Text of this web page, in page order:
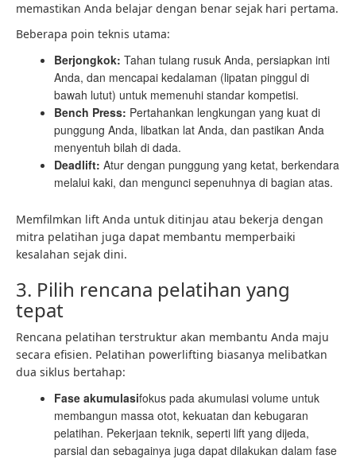
memastikan Anda belajar dengan benar sejak hari pertama.
Beberapa poin teknis utama:
Berjongkok: Tahan tulang rusuk Anda, persiapkan inti
Anda, dan mencapai kedalaman (lipatan pinggul di
bawah lutut) untuk memenuhi standar kompetisi.
Bench Press: Pertahankan lengkungan yang kuat di
punggung Anda, libatkan lat Anda, dan pastikan Anda
menyentuh bilah di dada.
Deadlift: Atur dengan punggung yang ketat, berkendara
melalui kaki, dan mengunci sepenuhnya di bagian atas.
Memfilmkan lift Anda untuk ditinjau atau bekerja dengan
mitra pelatihan juga dapat membantu memperbaiki
kesalahan sejak dini.
3. Pilih rencana pelatihan yang
tepat
Rencana pelatihan terstruktur akan membantu Anda maju
secara efisien. Pelatihan powerlifting biasanya melibatkan
dua siklus bertahap:
Fase akumulasifokus pada akumulasi volume untuk
membangun massa otot, kekuatan dan kebugaran
pelatihan. Pekerjaan teknik, seperti lift yang dijeda,
parsial dan sebagainya juga dapat dilakukan dalam fase